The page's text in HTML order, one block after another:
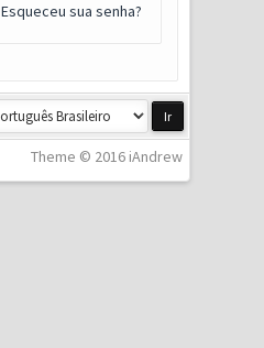
Esqueceu sua senha?
Theme © 2016 iAndrew